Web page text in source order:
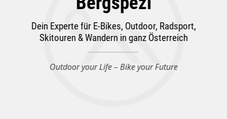
Dein Experte für E-Bikes, Outdoor, Radsport,
Skitouren & Wandern in ganz Österreich
Outdoor your Life – Bike your Future